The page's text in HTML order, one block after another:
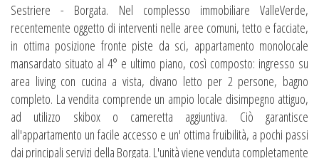
Sestriere - Borgata. Nel complesso immobiliare ValleVerde,
recentemente oggetto di interventi nelle aree comuni, tetto e facciate,
in ottima posizione fronte piste da sci, appartamento monolocale
mansardato situato al 4° e ultimo piano, così composto: ingresso su
area living con cucina a vista, divano letto per 2 persone, bagno
completo. La vendita comprende un ampio locale disimpegno attiguo,
ad utilizzo skibox o cameretta aggiuntiva. Ciò garantisce
all'appartamento un facile accesso e un' ottima fruibilità, a pochi passi
dai principali servizi della Borgata. L'unità viene venduta completamente